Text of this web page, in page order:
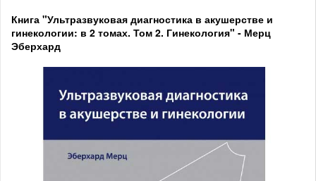
Книга "Ультразвуковая диагностика в акушерстве и
гинекологии: в 2 томах. Том 2. Гинекология" - Мерц
Эберхард